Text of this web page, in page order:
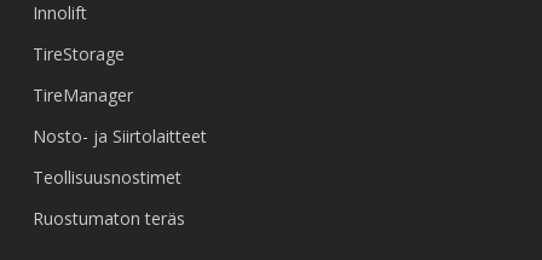
Innolift
TireStorage
TireManager
Nosto- ja Siirtolaitteet
Teollisuusnostimet
Ruostumaton teräs